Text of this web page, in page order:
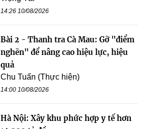
14:26 10/08/2026
Bài 2 - Thanh tra Cà Mau: Gỡ "điểm
nghẽn" để nâng cao hiệu lực, hiệu
quả
Chu Tuấn (Thực hiện)
14:00 10/08/2026
Hà Nội: Xây khu phức hợp y tế hơn